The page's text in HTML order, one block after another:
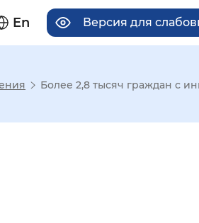
En Версия для
Более 2,8 тысяч граждан с